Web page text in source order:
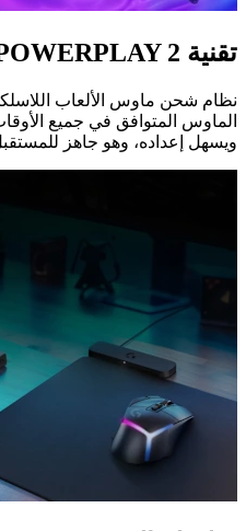
تقنية ‏POWERPLAY 2
نظام شحن ماوس الألعاب
الماوس المتوافق في جميع
ويسهل إعداده، وهو جاهز